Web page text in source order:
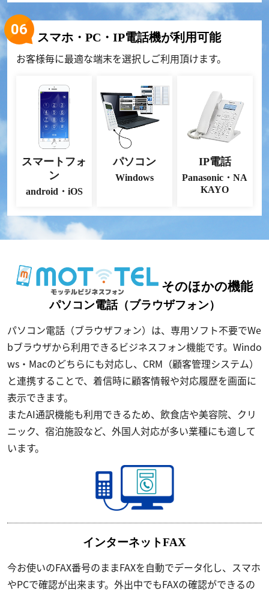
スマホ・PC・IP電話機が利用可能
お客様毎に最適な端末を選択しご利用頂けます。
スマートフォ
ン
android・iOS
パソコン
Windows
IP電話
Panasonic・NA
KAYO
そのほかの機能
パソコン電話（ブラウザフォン）
パソコン電話（ブラウザフォン）は、専用ソフト不要でWe
bブラウザから利用できるビジネスフォン機能です。Windo
ws・Macのどちらにも対応し、CRM（顧客管理システム）
と連携することで、着信時に顧客情報や対応履歴を画面に
表示できます。
またAI通訳機能も利用できるため、飲食店や美容院、クリ
ニック、宿泊施設など、外国人対応が多い業種にも適して
います。
インターネットFAX
今お使いのFAX番号のままFAXを自動でデータ化し、スマホ
やPCで確認が出来ます。外出中でもFAXの確認ができるの